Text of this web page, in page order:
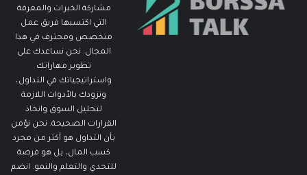
مشاركة الخبرات والمعرفة
التي اكتسبها فريق عمل
متخصص ومحترف في هذا
المجال. نحن نساعدك على
تطوير مهاراتك
واستراتيجياتك في التداول،
ونزودك بالأدوات اللازمة
لتحليل السوق واتخاذ
القرارات الصحيحة. نحن نؤمن
بأن التداول هو أكثر من مجرد
كسب المال، بل هو فرصة
للتحدي والتعلم والنمو. انضم